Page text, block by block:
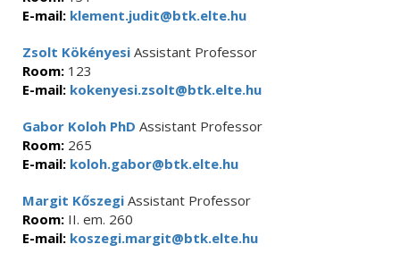
E-mail: klement.judit@btk.elte.hu
Zsolt Kökényesi Assistant Professor
Room: 123
E-mail: kokenyesi.zsolt@btk.elte.hu
Gabor Koloh PhD Assistant Professor
Room: 265
E-mail: koloh.gabor@btk.elte.hu
Margit Kőszegi Assistant Professor
Room: II. em. 260
E-mail: koszegi.margit@btk.elte.hu